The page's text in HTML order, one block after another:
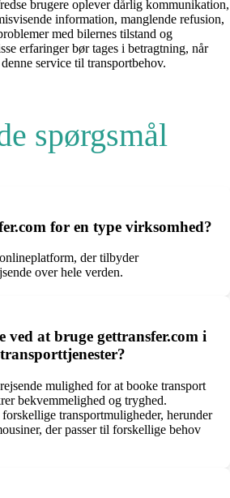
brugere oplever dårlig kommunikation,
information, manglende refusion,
med bilernes tilstand og
erfaringer bør tages i betragtning, når
service til transportbehov.
spørgsmål
for en type virksomhed?
der tilbyder
over hele verden.
ved at bruge gettransfer.com i
mulighed for at booke transport
bekvemmelighed og tryghed.
transportmuligheder, herunder
der passer til forskellige behov